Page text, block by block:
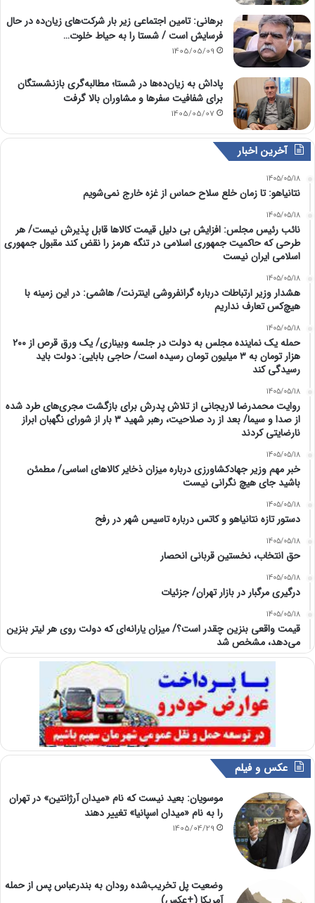
برهانی: تامین اجتماعی زیر بار شرکت‌های زیان‌ده در حال
فرسایش است / شستا را به حیاط خلوت…
1405/05/09
پاداش به زیان‌ده‌ها در شستا؛ مطالبه‌گری بازنشستگان
برای شفافیت سفرها و مشاوران بالا گرفت
1405/05/07
آخرین اخبار
1405/05/18
نتانیاهو: تا زمان خلع سلاح حماس از غزه خارج نمی‌شویم
1405/05/18
نائب رئیس مجلس: افزایش بی دلیل قیمت کالاها قابل پذیرش نیست/ هر
طرحی که حاکمیت جمهوری اسلامی در تنگه هرمز را نقض کند مقبول جمهوری
اسلامی ایران نیست
1405/05/18
هشدار وزیر ارتباطات درباره گرانفروشی اینترنت/ هاشمی: در این زمینه با
هیچ‌کس تعارف نداریم
1405/05/18
حمله یک نماینده مجلس به دولت در جلسه وبیناری/ یک ورق قرص از ۲۰۰
هزار تومان به ۳ میلیون تومان رسیده است/ حاجی بابایی: دولت باید
رسیدگی کند
1405/05/18
روایت محمدرضا لاریجانی از تلاش پدرش برای بازگشت مجری‌های طرد شده
از صدا و سیما/ بعد از رد صلاحیت، رهبر شهید ۳ بار از شورای نگهبان ابراز
نارضایتی کردند
1405/05/18
خبر مهم وزیر جهادکشاورزی درباره میزان ذخایر کالاهای اساسی/ مطمئن
باشید جای هیچ نگرانی نیست
1405/05/18
دستور تازه نتانیاهو و کاتس درباره تاسیس شهر در رفح
1405/05/18
حق انتخاب، نخستین قربانی انحصار
1405/05/18
درگیری مرگبار در بازار تهران/ جزئیات
1405/05/18
قیمت واقعی بنزین چقدر است؟/ میزان یارانه‌ای که دولت روی هر لیتر بنزین
می‌دهد، مشخص شد
عکس و فیلم
موسویان: بعید نیست که نام «میدان آرژانتین» در تهران
را به نام «میدان اسپانیا» تغییر دهند
1405/04/29
وضعیت پل تخریب‌شده رودان به بندرعباس پس از حمله